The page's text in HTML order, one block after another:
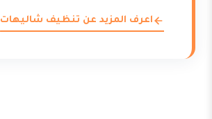
اعرف المزيد عن تنظيف شاليهات